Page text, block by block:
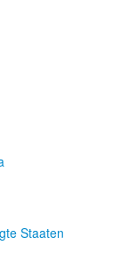
Staaten